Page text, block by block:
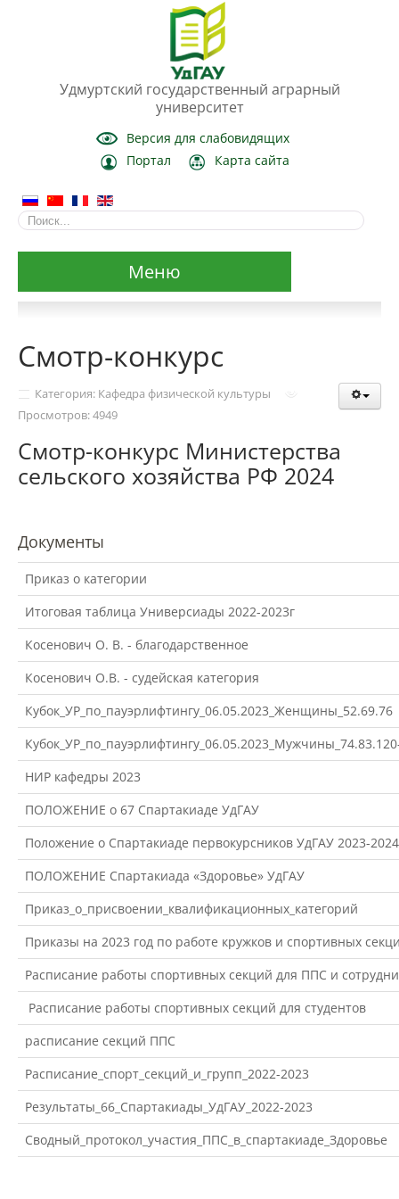
Удмуртский государственный аграрный
университет
Версия для слабовидящих
Портал
Карта сайта
Меню
Основные сведения
Структура и органы управления
образовательной организацией
Документы
Образовательные стандарты и
требования
Руководство
Педагогический состав
Материально-техническое
обеспечение и оснащенность
образовательного процесса
Стипендии и меры поддержки
обучающихся
Платные образовательные услуги
Финансово-хозяйственная
деятельность
Вакантные места для приёма
(перевода) обучающихся
Смотр-конкурс
Категория: Кафедра физической культуры
Просмотров: 4949
Смотр-конкурс Министерства
сельского хозяйства РФ 2024
Документы
Приказ о категории
Итоговая таблица Универсиады 2022-2023г
Косенович О. В. - благодарственное
Косенович О.В. - судейская категория
Кубок_УР_по_пауэрлифтингу_06.05.2023_Женщины_52.69.76
НИР кафедры 2023
ПОЛОЖЕНИЕ о 67 Спартакиаде УдГАУ
Положение о Спартакиаде первокурсников УдГАУ 2023-
ПОЛОЖЕНИЕ Спартакиада «Здоровье» УдГАУ
Приказ_о_присвоении_квалификационных_категорий
Приказы на 2023 год по работе кружков и спортивных
Расписание работы спортивных секций для ППС и
Расписание работы спортивных секций для студентов
расписание секций ППС
Расписание_спорт_секций_и_групп_2022-2023
Результаты_66_Спартакиады_УдГАУ_2022-2023
Сводный_протокол_участия_ППС_в_спартакиаде_Здоровье